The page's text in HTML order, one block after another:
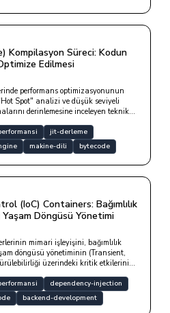
Kompilasyon Süreci: Kodun
Edilmesi
performans optimizasyonunun
Spot" analizi ve düşük seviyeli
derinlemesine inceleyen teknik
jit-derleme
makine-dili bytecode
(IoC) Containers: Bağımlılık
Döngüsü Yönetimi
mimari işleyişini, bağımlılık
döngüsü yönetiminin (Transient,
üzerindeki kritik etkilerini
dependency-injection
backend-development